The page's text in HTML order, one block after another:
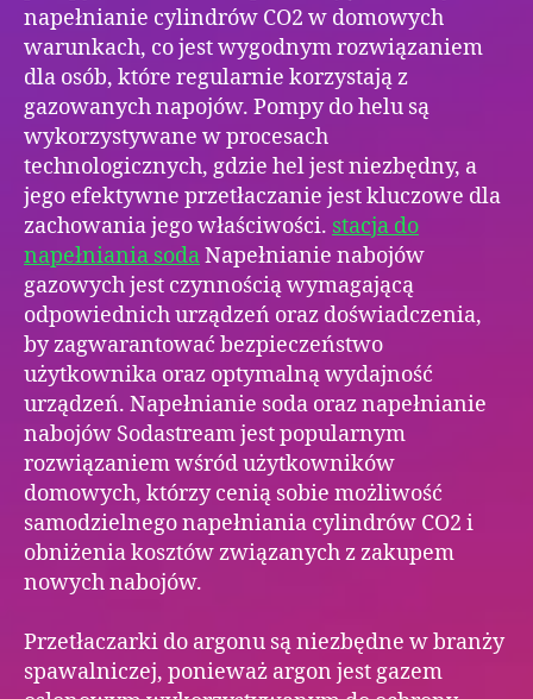
napełnianie cylindrów CO2 w domowych
warunkach, co jest wygodnym rozwiązaniem
dla osób, które regularnie korzystają z
gazowanych napojów. Pompy do helu są
wykorzystywane w procesach
technologicznych, gdzie hel jest niezbędny, a
jego efektywne przetłaczanie jest kluczowe dla
zachowania jego właściwości. stacja do
napełniania sodaNapełnianie nabojów
gazowych jest czynnością wymagającą
odpowiednich urządzeń oraz doświadczenia,
by zagwarantować bezpieczeństwo
użytkownika oraz optymalną wydajność
urządzeń. Napełnianie soda oraz napełnianie
nabojów Sodastream jest popularnym
rozwiązaniem wśród użytkowników
domowych, którzy cenią sobie możliwość
samodzielnego napełniania cylindrów CO2 i
obniżenia kosztów związanych z zakupem
nowych nabojów.
Przetłaczarki do argonu są niezbędne w branży
spawalniczej, ponieważ argon jest gazem